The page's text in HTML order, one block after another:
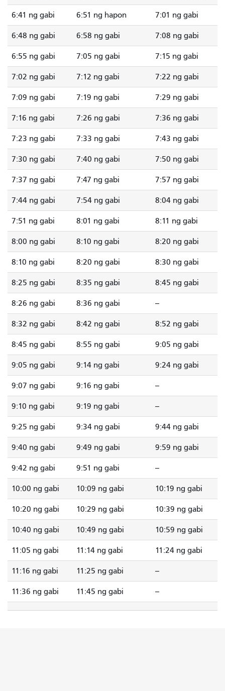
6:41 ng gabi 6:51 ng hapon 7:01 ng gabi
6:48 ng gabi 6:58 ng gabi 7:08 ng gabi
6:55 ng gabi 7:05 ng gabi 7:15 ng gabi
7:02 ng gabi 7:12 ng gabi 7:22 ng gabi
7:09 ng gabi 7:19 ng gabi 7:29 ng gabi
7:16 ng gabi 7:26 ng gabi 7:36 ng gabi
7:23 ng gabi 7:33 ng gabi 7:43 ng gabi
7:30 ng gabi 7:40 ng gabi 7:50 ng gabi
7:37 ng gabi 7:47 ng gabi 7:57 ng gabi
7:44 ng gabi 7:54 ng gabi 8:04 ng gabi
7:51 ng gabi 8:01 ng gabi 8:11 ng gabi
8:00 ng gabi 8:10 ng gabi 8:20 ng gabi
8:10 ng gabi 8:20 ng gabi 8:30 ng gabi
8:25 ng gabi 8:35 ng gabi 8:45 ng gabi
8:26 ng gabi 8:36 ng gabi --
8:32 ng gabi 8:42 ng gabi 8:52 ng gabi
8:45 ng gabi 8:55 ng gabi 9:05 ng gabi
9:05 ng gabi 9:14 ng gabi 9:24 ng gabi
9:07 ng gabi 9:16 ng gabi --
9:10 ng gabi 9:19 ng gabi --
9:25 ng gabi 9:34 ng gabi 9:44 ng gabi
9:40 ng gabi 9:49 ng gabi 9:59 ng gabi
9:42 ng gabi 9:51 ng gabi --
10:00 ng gabi 10:09 ng gabi 10:19 ng gabi
10:20 ng gabi 10:29 ng gabi 10:39 ng gabi
10:40 ng gabi 10:49 ng gabi 10:59 ng gabi
11:05 ng gabi 11:14 ng gabi 11:24 ng gabi
11:16 ng gabi 11:25 ng gabi --
11:36 ng gabi 11:45 ng gabi --